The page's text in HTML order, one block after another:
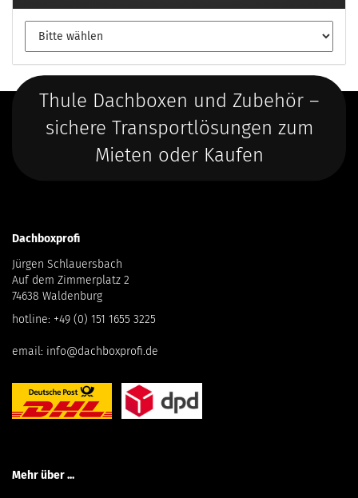
Thule Dachboxen und Zubehör –
sichere Transportlösungen zum
Mieten oder Kaufen
Dachboxprofi
Jürgen Schlauersbach
Auf dem Zimmerplatz 2
74638 Waldenburg
hotline: +49 (0) 151 1655 3225
email: info@dachboxprofi.de
Mehr über ...